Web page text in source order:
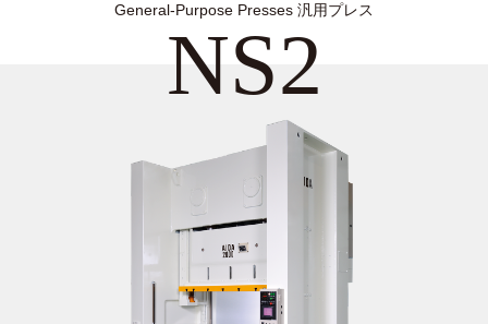
General-Purpose Presses 汎用プレス
NS2